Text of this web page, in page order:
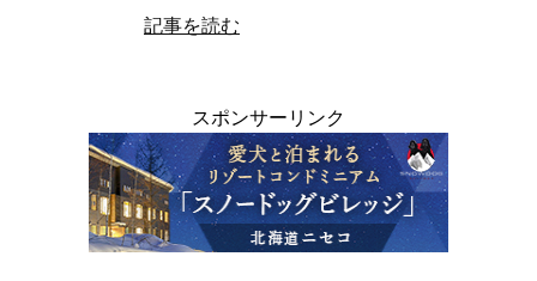
記事を読む
スポンサーリンク